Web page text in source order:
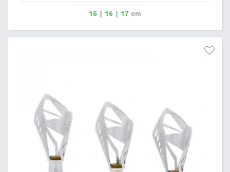
15 | 16 | 17 cm